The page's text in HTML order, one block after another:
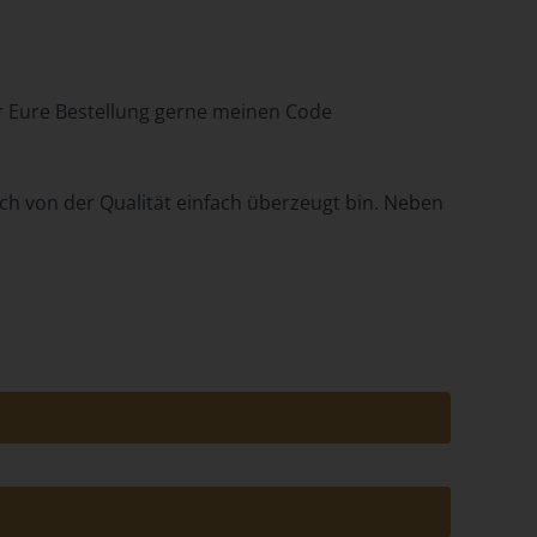
Bestellung gerne meinen Code
von der Qualität einfach überzeugt bin. Neben